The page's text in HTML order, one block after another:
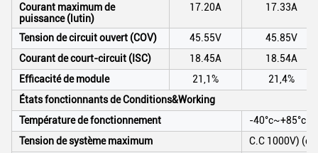
Courant maximum de
puissance (lutin)
17.20A 17.33A
Tension de circuit ouvert (COV) 45.55V
45.85V
Courant de court-circuit (ISC)
18.45A
18.54A
Efficacité de module
21,1%
21,4%
États fonctionnants de Conditions&Working
Température de fonctionnement
-40°c~+85°c
Tension de système maximum
C.C 1000V)